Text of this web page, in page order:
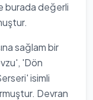
burada değerli
sağlam bir
'Dön
isimli
Devran